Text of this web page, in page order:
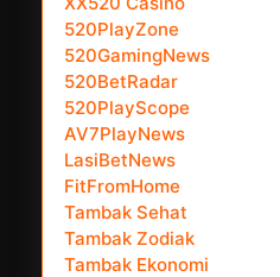
520PlayZone
520GamingNews
520BetRadar
520PlayScope
AV7PlayNews
LasiBetNews
FitFromHome
Tambak Sehat
Tambak Zodiak
Tambak Ekonomi